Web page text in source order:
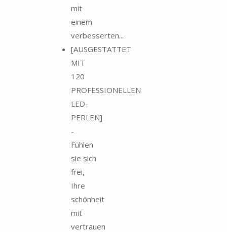
mit
einem
verbesserten...
[AUSGESTATTET
MIT
120
PROFESSIONELLEN
LED-
PERLEN]
-
Fühlen
sie sich
frei,
Ihre
schönheit
mit
vertrauen